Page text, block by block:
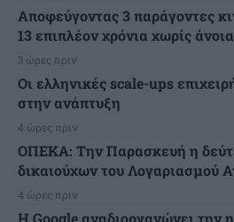
Αποφεύγοντας 3 παράγοντες
13 επιπλέον χρόνια χωρίς άνοια
3 ώρες πριν
Οι ελληνικές scale-ups
στην ανάπτυξη
4 ώρες πριν
ΟΠΕΚΑ: Την Παρασκευή η
δικαιούχων του Λογαριασμού
4 ώρες πριν
H Google αναδιοργανώνει την